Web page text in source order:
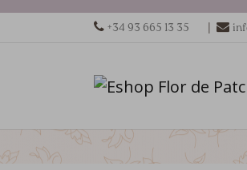
+34 93 665 13 35 |